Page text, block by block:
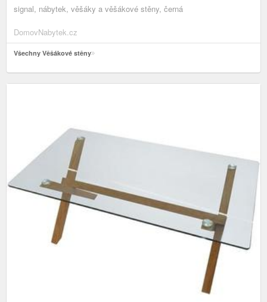
signal, nábytek, věšáky a věšákové stěny, černá
DomovNabytek.cz
Všechny Věšákové stěny